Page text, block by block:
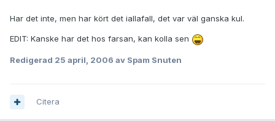
Har det inte, men har kört det iallafall, det var väl ganska kul.
EDIT: Kanske har det hos farsan, kan kolla sen
Redigerad 25 april, 2006 av Spam Snuten
Citera